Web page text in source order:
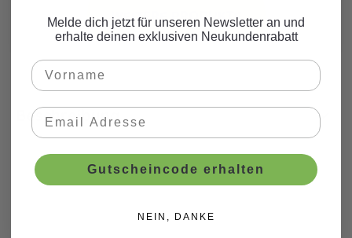
WEITERE PRODUKTE
Beschreibung
Melde dich jetzt für unseren Newsletter an und
erhalte deinen exklusiven Neukundenrabatt
Gutscheincode erhalten
NEIN, DANKE